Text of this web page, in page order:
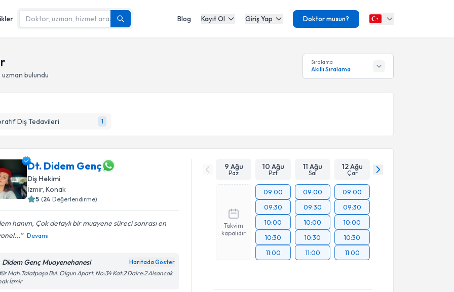
Blog Kayıt Ol Giriş Yap Doktor musun?
bulundu
Sıralama
Akıllı Sıralama
Diş Tedavileri 1
Dt. Didem Genç
Diş Hekimi
İzmir, Konak
5 (24 Değerlendirme)
hanım, Çok detaylı bir muayene süreci sonrası en
Devamı
Didem Genç Muayenehanesi Haritada Göster
Mah.Talatpaşa Bul. Olgun Apart. No:34 Kat:2 Daire:2 Alsancak
İzmir
9 Ağu
Paz
10 Ağu
Pzt
11 Ağu
Sal
12 Ağu
Çar
Takvim
kapalıdır
09:00
09:30
10:00
10:30
11:00
09:00
09:30
10:00
10:30
11:00
09:00
09:30
10:00
10:30
11:00